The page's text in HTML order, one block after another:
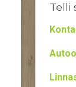
Telli